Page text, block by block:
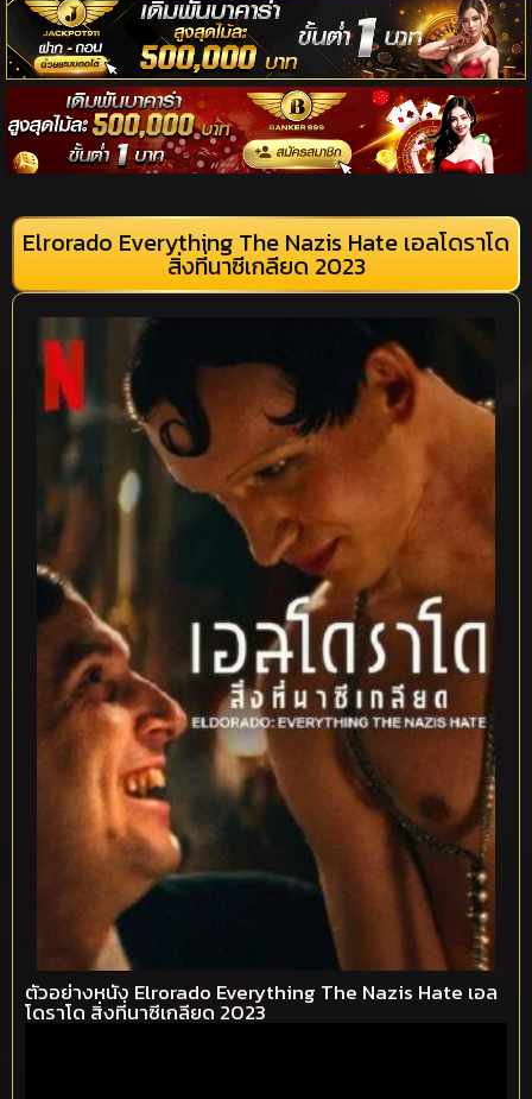
Elrorado Everything The Nazis Hate เอลโดราโด
สิ่งที่นาซีเกลียด 2023
ตัวอย่างหนัง Elrorado Everything The Nazis Hate เอล
โดราโด สิ่งที่นาซีเกลียด 2023